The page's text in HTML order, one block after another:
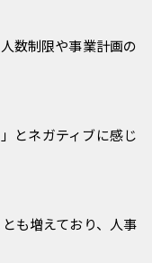
数制限や事業計画の
とネガティブに感じ
も増えており、人事